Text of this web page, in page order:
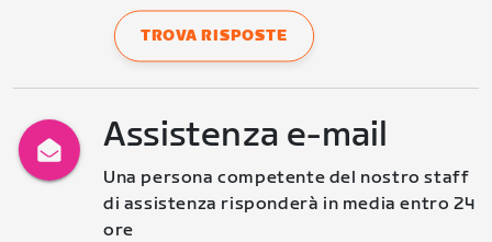
TROVA RISPOSTE
Assistenza e-mail
Una persona competente del nostro staff
di assistenza risponderà in media entro 24
ore